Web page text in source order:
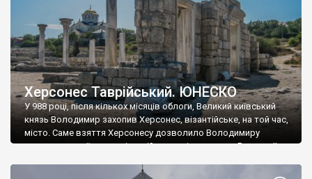
Херсонес Таврійський. ЮНЕСКО
У 988 році, після кількох місяців облоги, Великий київський
князь Володимир захопив Херсонес, візантійське, на той час,
місто. Саме взяття Херсонесу дозволило Володимиру
диктувати свої умови візантійському імператору Василю ІІ, та
Херсонесі Володимир-язичник, став Василем-християнином.